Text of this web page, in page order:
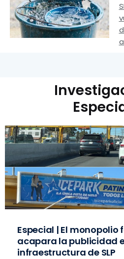
Especial | El
acapara la publicidad
infraestructura de SLP